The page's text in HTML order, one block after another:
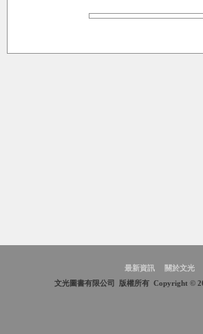
最新資訊
關於文光
文光圖書有限公司 版權所有 Copyright ©